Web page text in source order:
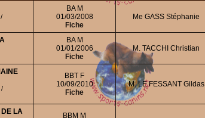
BA M
01/03/2008
Fiche
Me GASS Stéphanie
BA M
01/01/2006
Fiche
M. TACCHI Christian
/
BBT F
10/09/2010
Fiche
M. LE FESSANT Gildas
DE LA
BBM M